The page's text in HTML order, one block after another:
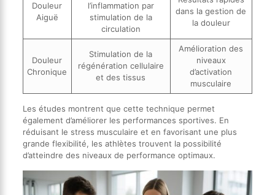
Douleur
Aiguë
l’inflammation par
stimulation de la
circulation
dans la gestion de
la douleur
Douleur
Chronique
Stimulation de la
régénération cellulaire
et des tissus
Amélioration des
niveaux
d’activation
musculaire
Les études montrent que cette technique permet
également d’améliorer les performances sportives. En
réduisant le stress musculaire et en favorisant une plus
grande flexibilité, les athlètes trouvent la possibilité
d’atteindre des niveaux de performance optimaux.